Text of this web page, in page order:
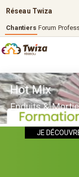
Réseau Twiza
Chantiers Forum
Hot Mix
Enduits &
JE